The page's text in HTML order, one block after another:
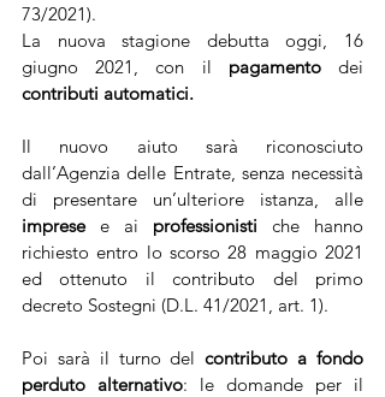
73/2021).
La nuova stagione debutta oggi, 16
giugno 2021, con il pagamento
contributi automatici.
Il nuovo aiuto sarà riconosciuto
dall’Agenzia delle Entrate, senza necessità
imprese e ai professionisti che hanno
richiesto entro lo scorso 28 maggio 2021
ed ottenuto il contributo del primo
decreto Sostegni (D.L. 41/2021, art. 1).
Poi sarà il turno del contributo a fondo
perduto alternativo: le domande per il